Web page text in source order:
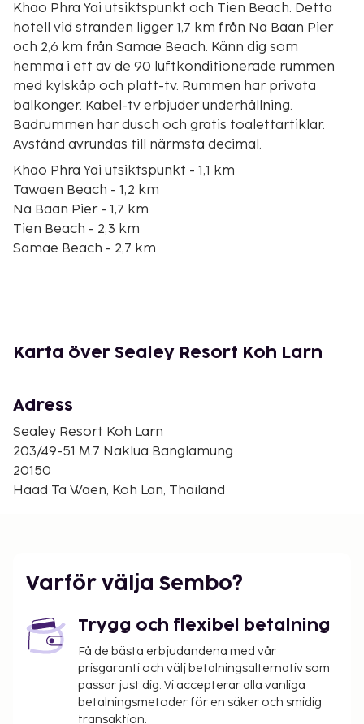
Khao Phra Yai utsiktspunkt och Tien Beach. Detta
hotell vid stranden ligger 1,7 km från Na Baan Pier
och 2,6 km från Samae Beach. Känn dig som
hemma i ett av de 90 luftkonditionerade rummen
med kylskåp och platt-tv. Rummen har privata
balkonger. Kabel-tv erbjuder underhållning.
Badrummen har dusch och gratis toalettartiklar.
Avstånd avrundas till närmsta decimal.
Khao Phra Yai utsiktspunkt - 1,1 km
Tawaen Beach - 1,2 km
Na Baan Pier - 1,7 km
Tien Beach - 2,3 km
Samae Beach - 2,7 km
Utapao (UTP-Utapao Intl.) - 51,8 km
utsikten från deras trädgården. Sealey Resort Koh
Larn har en restaurang som serverar gäster
underbar mat.
Kontantfria betalningsmetoder är tillgängliga
utcheckning är tillgängliga.
Karta över Sealey Resort Koh Larn
Adress
Sealey Resort Koh Larn
203/49-51 M.7 Naklua Banglamung
20150
Haad Ta Waen, Koh Lan, Thailand
Varför välja Sembo?
Trygg och flexibel betalning
Få de bästa erbjudandena med vår
prisgaranti och välj betalningsalternativ som
passar just dig. Vi accepterar alla vanliga
betalningsmetoder för en säker och smidig
transaktion.